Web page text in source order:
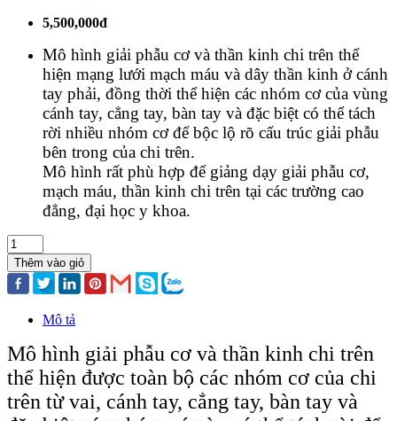
5,500,000đ
Mô hình giải phẫu cơ và thần kinh chi trên thể
hiện mạng lưới mạch máu và dây thần kinh ở cánh
tay phải, đồng thời thể hiện các nhóm cơ của vùng
cánh tay, cẳng tay, bàn tay và đặc biệt có thể tách
rời nhiều nhóm cơ để bộc lộ rõ cấu trúc giải phẫu
bên trong của chi trên.
Mô hình rất phù hợp để giảng dạy giải phẫu cơ,
mạch máu, thần kinh chi trên tại các trường cao
đẳng, đại học y khoa.
Thêm vào giỏ
Mô tả
Mô hình giải phẫu cơ và thần kinh chi trên
thể hiện được toàn bộ các nhóm cơ của chi
trên từ vai, cánh tay, cẳng tay, bàn tay và